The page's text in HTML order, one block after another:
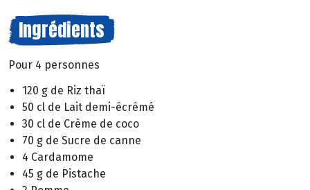
Ingrédients
Pour 4 personnes
120 g de Riz thaï
50 cl de Lait demi-écrémé
30 cl de Crème de coco
70 g de Sucre de canne
4 Cardamome
45 g de Pistache